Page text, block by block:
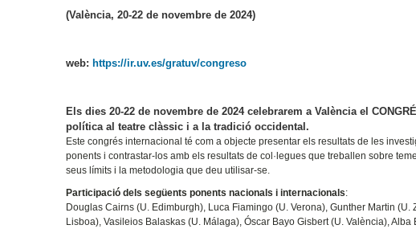
(València, 20-22 de novembre de 2024)
web:https://ir.uv.es/gratuv/congreso
Els dies 20-22 de novembre de 2024 celebrarem a València el
política al teatre clàssic i a la tradició occidental.
Este congrés internacional té com a objecte presentar els resultats de les
ponents i contrastar-los amb els resultats de col·legues que treballen sobre
seus límits i la metodologia que deu utilisar-se.
Participació dels següents ponents nacionals i internacionals:
Douglas Cairns (U. Edimburgh), Luca Fiamingo (U. Verona), Gunther Martin
Lisboa), Vasileios Balaskas (U. Málaga), Óscar Bayo Gisbert (U. València),